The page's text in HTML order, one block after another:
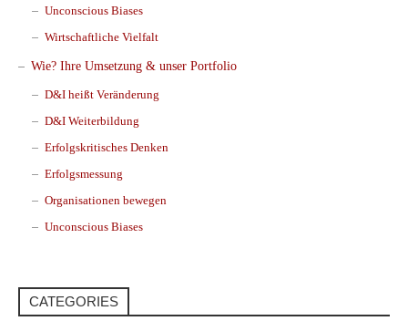
Unconscious Biases
Wirtschaftliche Vielfalt
Wie? Ihre Umsetzung & unser Portfolio
D&I heißt Veränderung
D&I Weiterbildung
Erfolgskritisches Denken
Erfolgsmessung
Organisationen bewegen
Unconscious Biases
CATEGORIES